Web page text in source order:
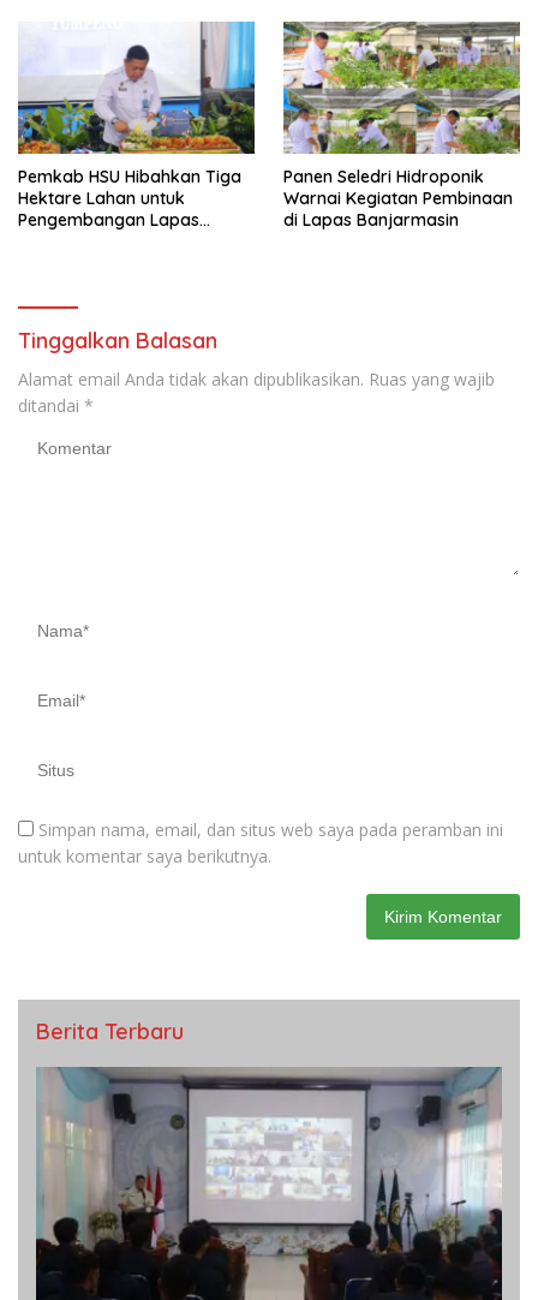
Pemkab HSU Hibahkan Tiga
Hektare Lahan untuk
Pengembangan Lapas
Panen Seledri Hidroponik
Warnai Kegiatan Pembinaan
di Lapas Banjarmasin
Tinggalkan Balasan
Alamat email Anda tidak akan dipublikasikan. Ruas yang wajib
ditandai *
Simpan nama, email, dan situs web saya pada peramban ini
untuk komentar saya berikutnya.
Berita Terbaru